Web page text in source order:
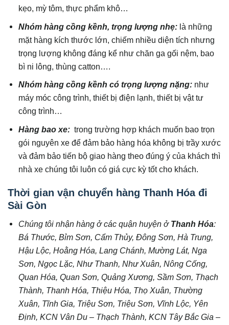
kẹo, mỳ tôm, thực phẩm khô…
Nhóm hàng cồng kềnh, trọng lượng nhẹ: là những
mặt hàng kích thước lớn, chiếm nhiều diện tích nhưng
trọng lượng không đáng kể như chăn ga gối nệm, bao
bì ni lông, thùng catton….
Nhóm hàng cồng kềnh có trọng lượng nặng: như
máy móc công trình, thiết bị điện lạnh, thiết bị vật tư
công trình…
Hàng bao xe: trong trường hợp khách muốn bao trọn
gói nguyên xe để đảm bảo hàng hóa không bị trầy xước
và đảm bảo tiến bộ giao hàng theo đúng ý của khách thì
nhà xe chúng tôi luôn có giá cực kỳ tốt cho khách.
Thời gian vận chuyển hàng Thanh Hóa đi
Sài Gòn
Chúng tôi nhận hàng ở các quận huyện ở Thanh Hóa:
Bá Thước, Bỉm Sơn, Cẩm Thủy, Đông Sơn, Hà Trung,
Hậu Lộc, Hoằng Hóa, Lang Chánh, Mường Lát, Nga
Sơn, Ngọc Lặc, Như Thanh, Như Xuân, Nông Cống,
Quan Hóa, Quan Sơn, Quảng Xương, Sầm Sơn, Thạch
Thành, Thanh Hóa, Thiệu Hóa, Thọ Xuân, Thường
Xuân, Tĩnh Gia, Triệu Sơn, Triệu Sơn, Vĩnh Lộc, Yên
Định, KCN Vân Du – Thạch Thành, KCN Tây Bắc Gia –